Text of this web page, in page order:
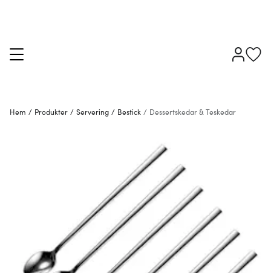
Hem / Produkter / Servering / Bestick / Dessertskedar & Teskedar